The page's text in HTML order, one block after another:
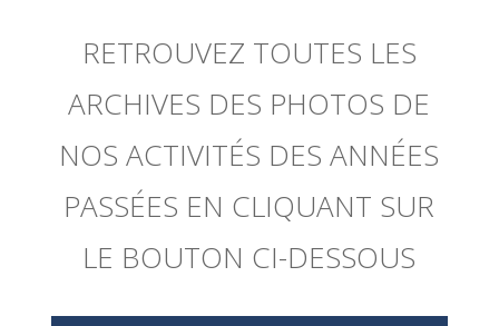
RETROUVEZ TOUTES LES
ARCHIVES DES PHOTOS DE
NOS ACTIVITÉS DES ANNÉES
PASSÉES EN CLIQUANT SUR
LE BOUTON CI-DESSOUS